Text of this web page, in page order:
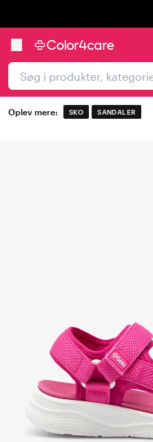
Oplev mere: SKO SANDALER